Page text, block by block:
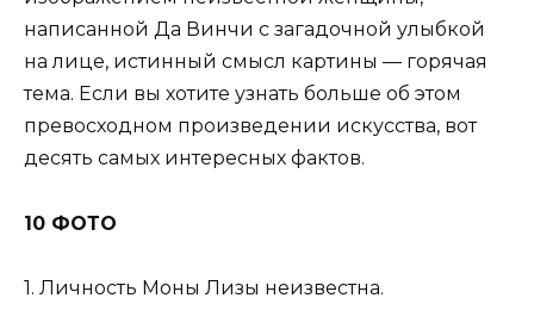
написанной Да Винчи с загадочной улыбкой
на лице, истинный смысл картины — горячая
тема. Если вы хотите узнать больше об этом
превосходном произведении искусства, вот
десять самых интересных фактов.
10 ФОТО
1. Личность Моны Лизы неизвестна.